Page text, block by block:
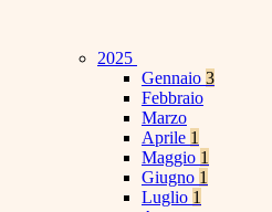
2025
Gennaio 3
Febbraio
Marzo
Aprile 1
Maggio 1
Giugno 1
Luglio 1